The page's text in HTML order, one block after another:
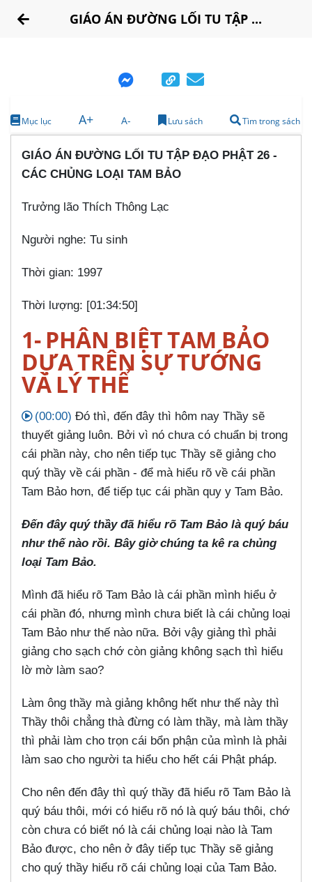
GIÁO ÁN ĐƯỜNG LỐI TU TẬP ...
Mục lục A+ A- Lưu sách Tìm trong sách
GIÁO ÁN ĐƯỜNG LỐI TU TẬP ĐẠO PHẬT 26 -
CÁC CHỦNG LOẠI TAM BẢO
Trưởng lão Thích Thông Lạc
Người nghe: Tu sinh
Thời gian: 1997
Thời lượng: [01:34:50]
1- PHÂN BIỆT TAM BẢO
DỰA TRÊN SỰ TƯỚNG
VÀ LÝ THỂ
(00:00) Đó thì, đến đây thì hôm nay Thầy sẽ
thuyết giảng luôn. Bởi vì nó chưa có chuẩn bị trong
cái phần này, cho nên tiếp tục Thầy sẽ giảng cho
quý thầy về cái phần - để mà hiểu rõ về cái phần
Tam Bảo hơn, để tiếp tục cái phần quy y Tam Bảo.
Đến đây quý thầy đã hiểu rõ Tam Bảo là quý báu
như thế nào rồi. Bây giờ chúng ta kê ra chủng
loại Tam Bảo.
Mình đã hiểu rõ Tam Bảo là cái phần mình hiểu ở
cái phần đó, nhưng mình chưa biết là cái chủng loại
Tam Bảo như thế nào nữa. Bởi vậy giảng thì phải
giảng cho sạch chớ còn giảng không sạch thì hiểu
lờ mờ làm sao?
Làm ông thầy mà giảng không hết như thế này thì
Thầy thôi chẳng thà đừng có làm thầy, mà làm thầy
thì phải làm cho trọn cái bổn phận của mình là phải
làm sao cho người ta hiểu cho hết cái Phật pháp.
Cho nên đến đây thì quý thầy đã hiểu rõ Tam Bảo là
quý báu thôi, mới có hiểu rõ nó là quý báu thôi, chớ
còn chưa có biết nó là cái chủng loại nào là Tam
Bảo được, cho nên ở đây tiếp tục Thầy sẽ giảng
cho quý thầy hiểu rõ cái chủng loại của Tam Bảo.